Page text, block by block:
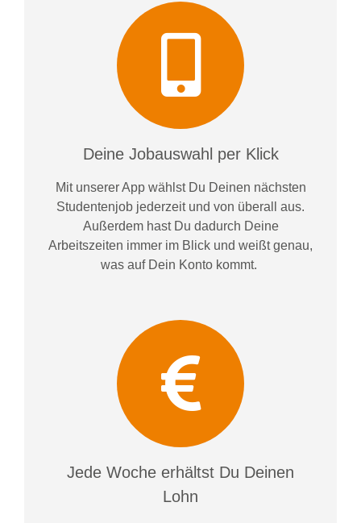
Deine Jobauswahl per Klick
Mit unserer App wählst Du Deinen nächsten
Studentenjob jederzeit und von überall aus.
Außerdem hast Du dadurch Deine
Arbeitszeiten immer im Blick und weißtgenau,
was auf Dein Konto kommt.
Jede Woche erhältst Du Deinen
Lohn